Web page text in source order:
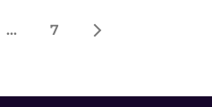
... 7